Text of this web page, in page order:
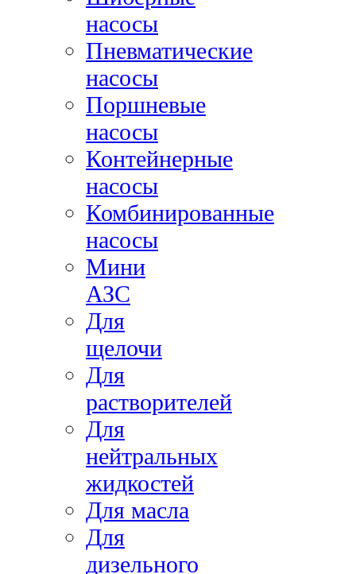
насосы
Пневматические
насосы
Поршневые
насосы
Контейнерные
насосы
Комбинированные
насосы
Мини
АЗС
Для
щелочи
Для
растворителей
Для
нейтральных
жидкостей
Для масла
Для
дизельного